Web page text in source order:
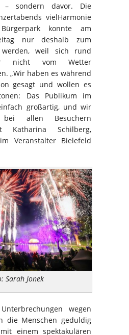
sondern davor. Die
vielHarmonie
konnte am
nur deshalb zum
weil sich rund
nicht vom Wetter
„Wir haben es während
gesagt und wollen es
Das Publikum im
großartig, und wir
allen Besuchern
Katharina Schilberg,
Veranstalter Bielefeld
Sarah Jonek
wegen
die Menschen geduldig
einem spektakulären